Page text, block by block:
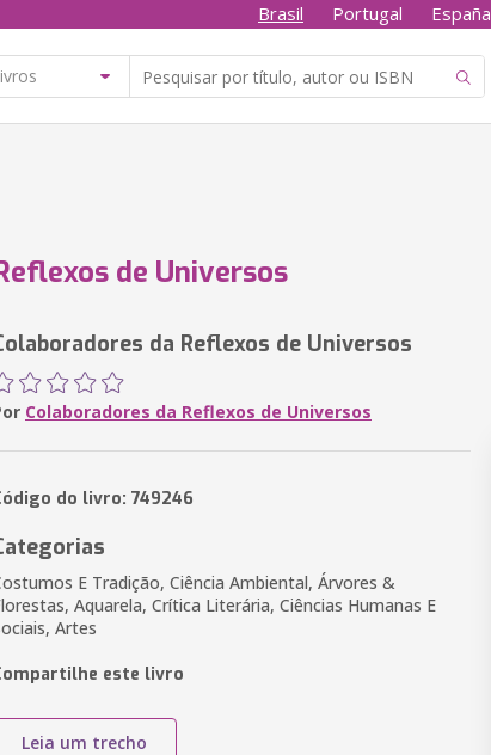
Brasil Portugal España
de Universos
da Reflexos de Universos
Colaboradores da Reflexos de Universos
do livro: 749246
E Tradição, Ciência Ambiental, Árvores &
Aquarela, Crítica Literária, Ciências Humanas E
Artes
este livro
Leia um trecho